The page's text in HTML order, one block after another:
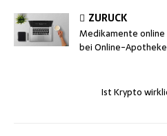
ZURÜCK
Medikamente online
bei Online-
Ist Krypto